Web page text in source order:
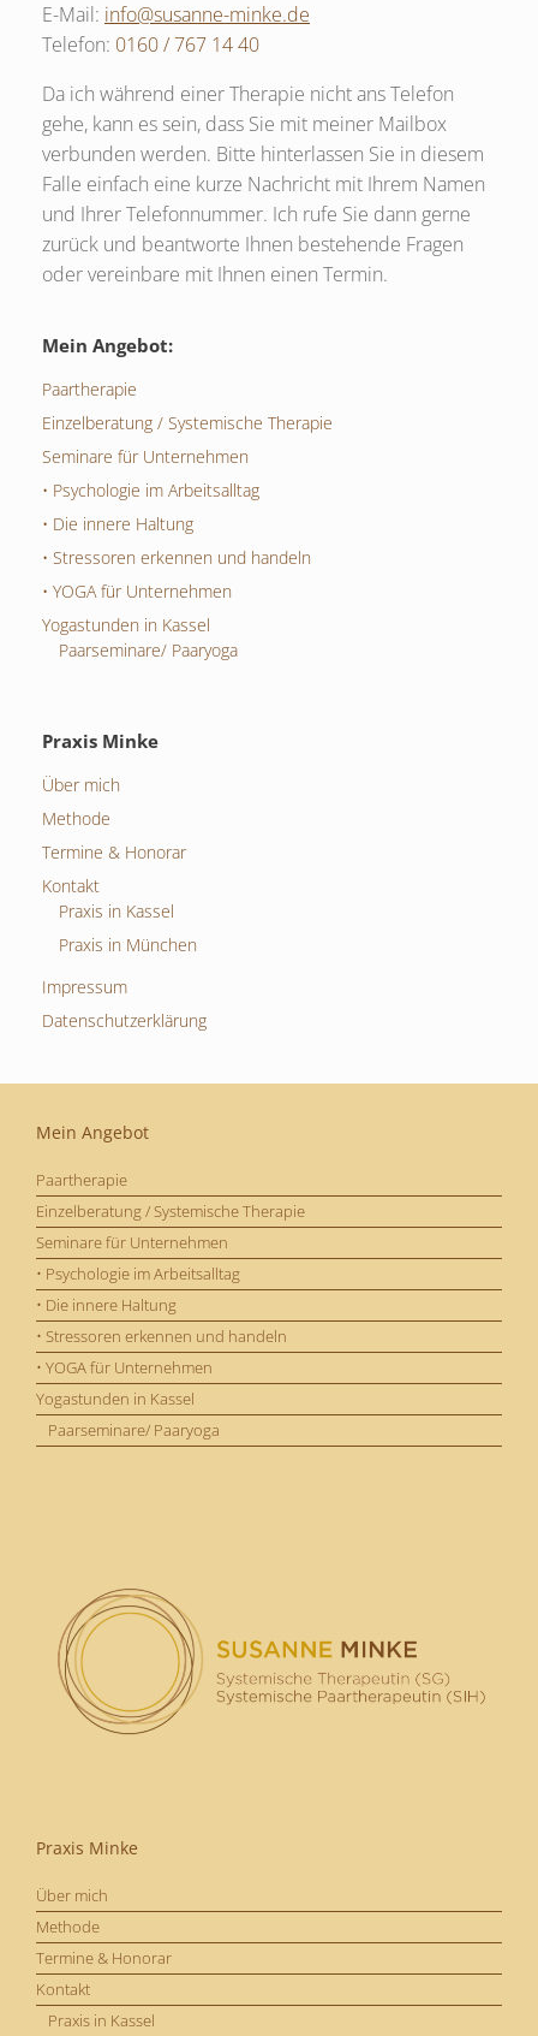
E-Mail: info@susanne-minke.de
Telefon: 0160 / 767 14 40
Da ich während einer Therapie nicht ans Telefon
gehe, kann es sein, dass Sie mit meiner Mailbox
verbunden werden. Bitte hinterlassen Sie in diesem
Falle einfach eine kurze Nachricht mit Ihrem Namen
und Ihrer Telefonnummer. Ich rufe Sie dann gerne
zurück und beantworte Ihnen bestehende Fragen
oder vereinbare mit Ihnen einen Termin.
Mein Angebot:
Paartherapie
Einzelberatung / Systemische Therapie
Seminare für Unternehmen
• Psychologie im Arbeitsalltag
• Die innere Haltung
• Stressoren erkennen und handeln
• YOGA für Unternehmen
Yogastunden in Kassel
Paarseminare/ Paaryoga
Praxis Minke
Über mich
Methode
Termine & Honorar
Kontakt
Praxis in Kassel
Praxis in München
Impressum
Datenschutzerklärung
Mein Angebot
Paartherapie
Einzelberatung / Systemische Therapie
Seminare für Unternehmen
• Psychologie im Arbeitsalltag
• Die innere Haltung
• Stressoren erkennen und handeln
• YOGA für Unternehmen
Yogastunden in Kassel
Paarseminare/ Paaryoga
Praxis Minke
Über mich
Methode
Termine & Honorar
Kontakt
Praxis in Kassel